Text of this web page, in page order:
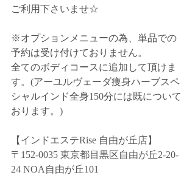
ご利用下さいませ☆
※オプションメニューの為、単品での
予約は受け付けておりません。
全てのボディコースに追加して頂けま
す。(アーユルヴェーダ痩身ハーブスペ
シャルインド全身150分には既について
おります。)
【インドエステRise 自由が丘店】﻿
〒152-0035﻿ 東京都目黒区自由が丘2-20-
24﻿ NOA自由が丘101﻿